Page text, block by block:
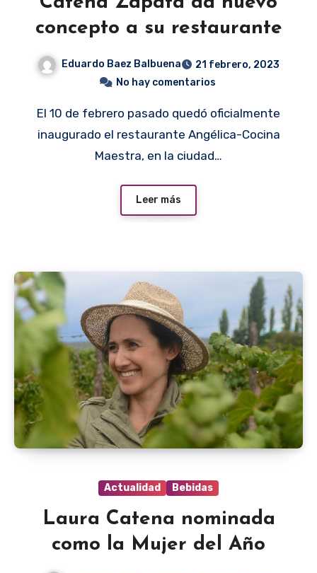
concepto a su restaurante
Eduardo Baez Balbuena
21 febrero, 2023
No hay comentarios
El 10 de febrero pasado quedó oficialmente
inaugurado el restaurante Angélica-Cocina
Maestra, en la ciudad…
Leer más
Actualidad Bebidas
Laura Catena nominada
como la Mujer del Año